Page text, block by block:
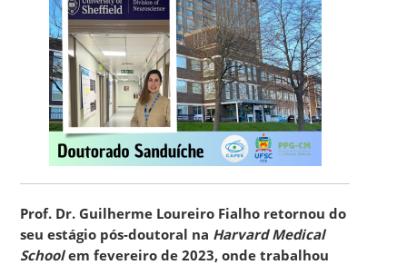
Prof. Dr. Guilherme Loureiro Fialho retornou do
seu estágio pós-doutoral na Harvard Medical
Schoolem fevereiro de 2023, onde trabalhou